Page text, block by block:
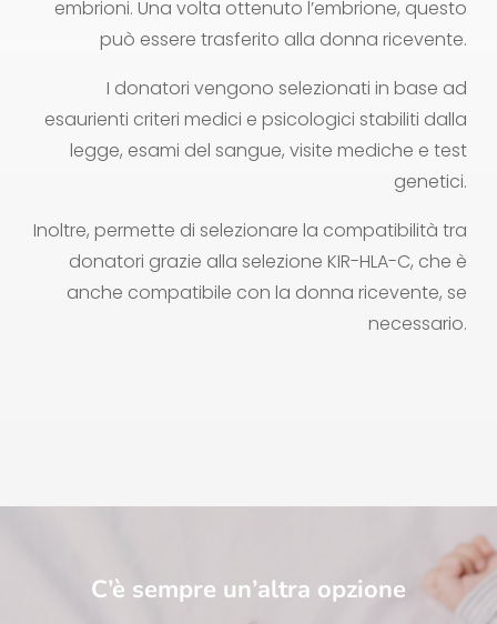
embrioni. Una volta ottenuto l’embrione, questo
può essere trasferito alla donna ricevente.
I donatori vengono selezionati in base ad
esaurienti criteri medici e psicologici stabiliti dalla
legge, esami del sangue, visite mediche e test
genetici.
Inoltre, permette di selezionare la compatibilità tra
donatori grazie alla selezione KIR-HLA-C, che è
anche compatibile con la donna ricevente, se
necessario.
C’è sempre un’altra opzione